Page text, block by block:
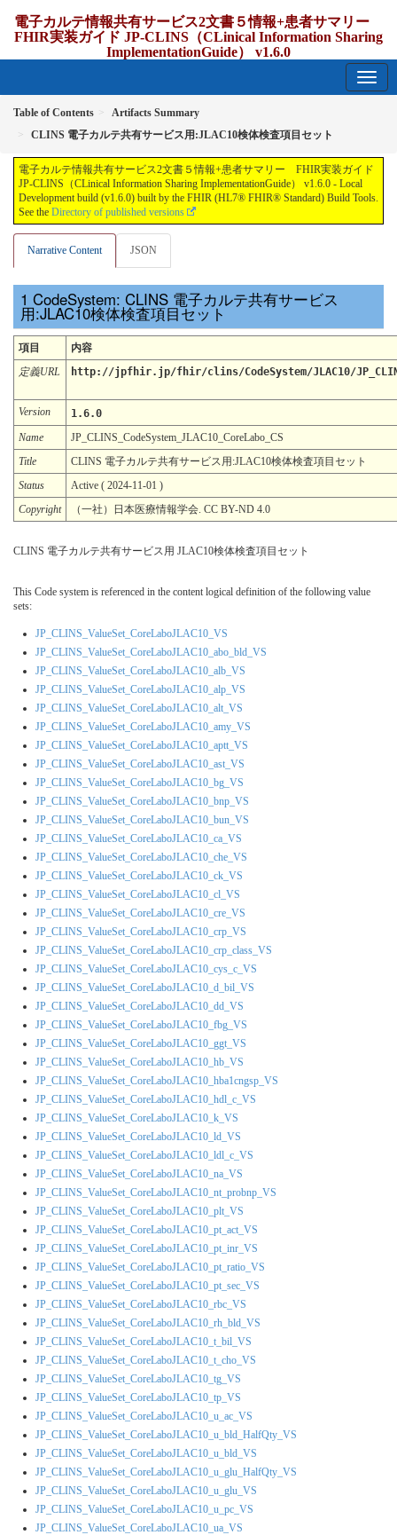
電子カルテ情報共有サービス2文書５情報+患者サマリー
FHIR実装ガイド JP-CLINS（CLinical Information Sharing
ImplementationGuide） v1.6.0
Table of Contents
Artifacts Summary
CLINS 電子カルテ共有サービス用:JLAC10検体検査項目セット
電子カルテ情報共有サービス2文書５情報+患者サマリー FHIR実装ガイド
JP-CLINS（CLinical Information Sharing ImplementationGuide） v1.6.0 - Local
Development build (v1.6.0) built by the FHIR (HL7® FHIR® Standard) Build Tools.
See the Directory of published versions
Narrative Content JSON
CodeSystem: CLINS 電子カルテ共有サービス
用:JLAC10検体検査項目セット
項目
内容
定義URL
http://jpfhir.jp/fhir/clins/CodeSystem/JLAC10/
Version
1.6.0
Name
JP_CLINS_CodeSystem_JLAC10_CoreLabo_CS
Title
CLINS 電子カルテ共有サービス用:JLAC10検体検査項目セット
Status
Active ( 2024-11-01 )
Copyright
（一社）日本医療情報学会. CC BY-ND 4.0
CLINS 電子カルテ共有サービス用 JLAC10検体検査項目セット
This Code system is referenced in the content logical definition of the following value
sets:
JP_CLINS_ValueSet_CoreLaboJLAC10_VS
JP_CLINS_ValueSet_CoreLaboJLAC10_abo_bld_VS
JP_CLINS_ValueSet_CoreLaboJLAC10_alb_VS
JP_CLINS_ValueSet_CoreLaboJLAC10_alp_VS
JP_CLINS_ValueSet_CoreLaboJLAC10_alt_VS
JP_CLINS_ValueSet_CoreLaboJLAC10_amy_VS
JP_CLINS_ValueSet_CoreLaboJLAC10_aptt_VS
JP_CLINS_ValueSet_CoreLaboJLAC10_ast_VS
JP_CLINS_ValueSet_CoreLaboJLAC10_bg_VS
JP_CLINS_ValueSet_CoreLaboJLAC10_bnp_VS
JP_CLINS_ValueSet_CoreLaboJLAC10_bun_VS
JP_CLINS_ValueSet_CoreLaboJLAC10_ca_VS
JP_CLINS_ValueSet_CoreLaboJLAC10_che_VS
JP_CLINS_ValueSet_CoreLaboJLAC10_ck_VS
JP_CLINS_ValueSet_CoreLaboJLAC10_cl_VS
JP_CLINS_ValueSet_CoreLaboJLAC10_cre_VS
JP_CLINS_ValueSet_CoreLaboJLAC10_crp_VS
JP_CLINS_ValueSet_CoreLaboJLAC10_crp_class_VS
JP_CLINS_ValueSet_CoreLaboJLAC10_cys_c_VS
JP_CLINS_ValueSet_CoreLaboJLAC10_d_bil_VS
JP_CLINS_ValueSet_CoreLaboJLAC10_dd_VS
JP_CLINS_ValueSet_CoreLaboJLAC10_fbg_VS
JP_CLINS_ValueSet_CoreLaboJLAC10_ggt_VS
JP_CLINS_ValueSet_CoreLaboJLAC10_hb_VS
JP_CLINS_ValueSet_CoreLaboJLAC10_hba1cngsp_VS
JP_CLINS_ValueSet_CoreLaboJLAC10_hdl_c_VS
JP_CLINS_ValueSet_CoreLaboJLAC10_k_VS
JP_CLINS_ValueSet_CoreLaboJLAC10_ld_VS
JP_CLINS_ValueSet_CoreLaboJLAC10_ldl_c_VS
JP_CLINS_ValueSet_CoreLaboJLAC10_na_VS
JP_CLINS_ValueSet_CoreLaboJLAC10_nt_probnp_VS
JP_CLINS_ValueSet_CoreLaboJLAC10_plt_VS
JP_CLINS_ValueSet_CoreLaboJLAC10_pt_act_VS
JP_CLINS_ValueSet_CoreLaboJLAC10_pt_inr_VS
JP_CLINS_ValueSet_CoreLaboJLAC10_pt_ratio_VS
JP_CLINS_ValueSet_CoreLaboJLAC10_pt_sec_VS
JP_CLINS_ValueSet_CoreLaboJLAC10_rbc_VS
JP_CLINS_ValueSet_CoreLaboJLAC10_rh_bld_VS
JP_CLINS_ValueSet_CoreLaboJLAC10_t_bil_VS
JP_CLINS_ValueSet_CoreLaboJLAC10_t_cho_VS
JP_CLINS_ValueSet_CoreLaboJLAC10_tg_VS
JP_CLINS_ValueSet_CoreLaboJLAC10_tp_VS
JP_CLINS_ValueSet_CoreLaboJLAC10_u_ac_VS
JP_CLINS_ValueSet_CoreLaboJLAC10_u_bld_HalfQty_VS
JP_CLINS_ValueSet_CoreLaboJLAC10_u_bld_VS
JP_CLINS_ValueSet_CoreLaboJLAC10_u_glu_HalfQty_VS
JP_CLINS_ValueSet_CoreLaboJLAC10_u_glu_VS
JP_CLINS_ValueSet_CoreLaboJLAC10_u_pc_VS
JP_CLINS_ValueSet_CoreLaboJLAC10_ua_VS